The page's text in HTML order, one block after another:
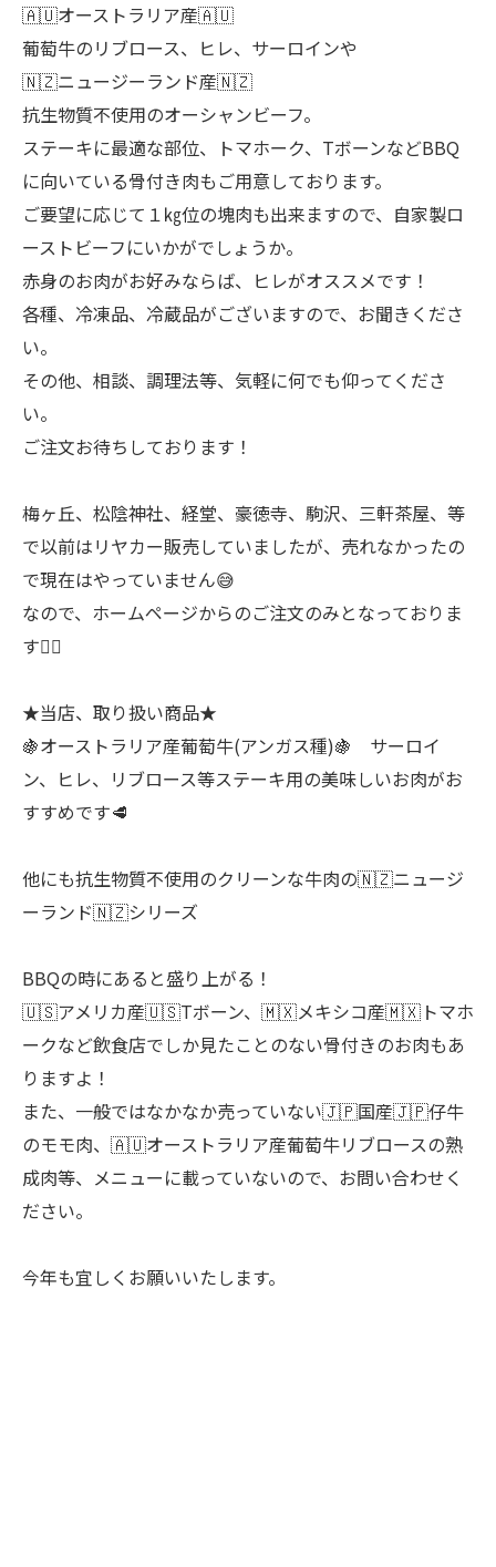
🇦🇺オーストラリア産🇦🇺
葡萄牛のリブロース、ヒレ、サーロインや
🇳🇿ニュージーランド産🇳🇿
抗生物質不使用のオーシャンビーフ。
ステーキに最適な部位、トマホーク、TボーンなどBBQ
に向いている骨付き肉もご用意しております。
ご要望に応じて１㎏位の塊肉も出来ますので、自家製ロ
ーストビーフにいかがでしょうか。
赤身のお肉がお好みならば、ヒレがオススメです！
各種、冷凍品、冷蔵品がございますので、お聞きくださ
い。
その他、相談、調理法等、気軽に何でも仰ってくださ
い。
ご注文お待ちしております！
梅ヶ丘、松陰神社、経堂、豪徳寺、駒沢、三軒茶屋、等
で以前はリヤカー販売していましたが、売れなかったの
で現在はやっていません😅
なので、ホームページからのご注文のみとなっておりま
す🙇‍♂
★当店、取り扱い商品★
🍇オーストラリア産葡萄牛(アンガス種)🍇 サーロイ
ン、ヒレ、リブロース等ステーキ用の美味しいお肉がお
すすめです🥩
他にも抗生物質不使用のクリーンな牛肉の🇳🇿ニュージ
ーランド🇳🇿シリーズ
BBQの時にあると盛り上がる！
🇺🇸アメリカ産🇺🇸Tボーン、🇲🇽メキシコ産🇲🇽トマホ
ークなど飲食店でしか見たことのない骨付きのお肉もあ
りますよ！
また、一般ではなかなか売っていない🇯🇵国産🇯🇵仔牛
のモモ肉、🇦🇺オーストラリア産葡萄牛リブロースの熟
成肉等、メニューに載っていないので、お問い合わせく
ださい。
今年も宜しくお願いいたします。